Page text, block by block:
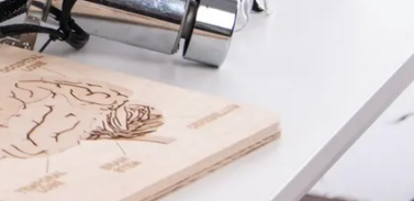
dédiés
à leur